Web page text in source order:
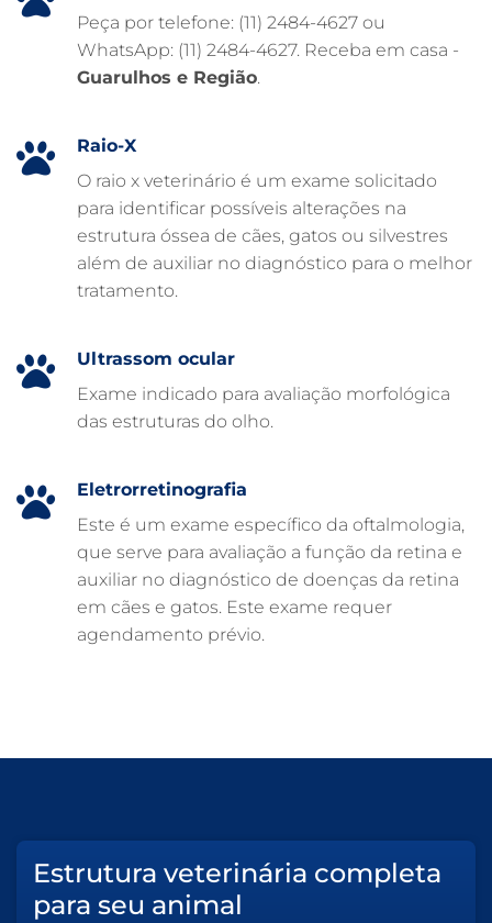
FISIOTERAPIA VETERINÁRIA
FARMÁCIA VETERINÁRIA 24H
EMERGÊNCIA VETERINÁRIA
EMERGÊNCIA PARA PETS
CUIDADOS INTENSIVOS EM ANIMAIS
CLÍNICA VETERINÁRIA ARCA
CLÍNICA VETERINÁRIA 24 HORAS
ATENDIMENTO VETERINÁRIO
Peça por telefone: (11) 2484-4627 ou
WhatsApp: (11) 2484-4627. Receba em casa -
Guarulhos e Região.
Raio-X
O raio x veterinário é um exame solicitado
para identificar possíveis alterações na
estrutura óssea de cães, gatos ou silvestres
além de auxiliar no diagnóstico para o melhor
tratamento.
Ultrassom ocular
Exame indicado para avaliação morfológica
das estruturas do olho.
Eletrorretinografia
Este é um exame específico da oftalmologia,
que serve para avaliação a função da retina e
auxiliar no diagnóstico de doenças da retina
em cães e gatos. Este exame requer
agendamento prévio.
Estrutura veterinária completa
para seu animal